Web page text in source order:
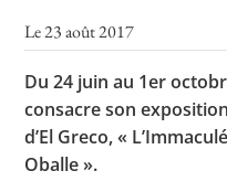
Le 23 août 2017
Du 24 juin au 1er
consacre son
d’El Greco, «
Oballe ».